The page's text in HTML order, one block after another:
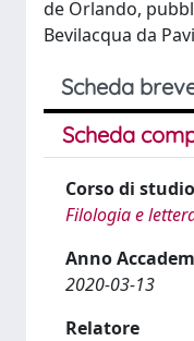
de Orlando,
Bevilacqua da
Scheda
Scheda
Corso di studio
Filologia e
Anno
2020-03-13
Relatore